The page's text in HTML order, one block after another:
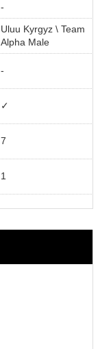
-
Uluu Kyrgyz \ Team
Alpha Male
-
✓
7
1